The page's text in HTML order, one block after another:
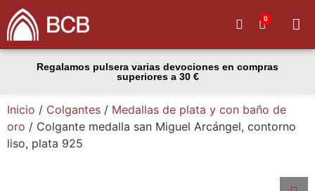
0
Regalamos pulsera varias devociones en compras
superiores a 30 €
Inicio / Colgantes / Medallas de plata y con baño de
oro / Colgante medalla san Miguel Arcángel, contorno
liso, plata 925